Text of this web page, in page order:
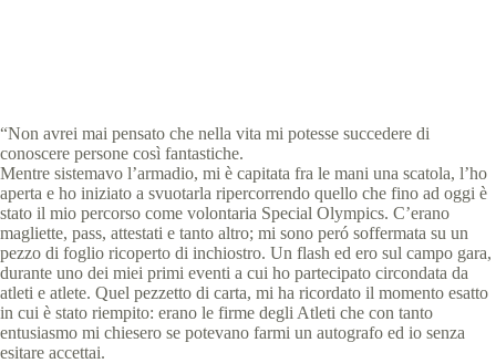
“Non avrei mai pensato che nella vita mi potesse succedere di
conoscere persone così fantastiche.
Mentre sistemavo l’armadio, mi è capitata fra le mani una scatola, l’ho
aperta e ho iniziato a svuotarla ripercorrendo quello che fino ad oggi è
stato il mio percorso come volontaria Special Olympics. C’erano
magliette, pass, attestati e tanto altro; mi sono peró soffermata su un
pezzo di foglio ricoperto di inchiostro. Un flash ed ero sul campo gara,
durante uno dei miei primi eventi a cui ho partecipato circondata da
atleti e atlete. Quel pezzetto di carta, mi ha ricordato il momento esatto
in cui è stato riempito: erano le firme degli Atleti che con tanto
entusiasmo mi chiesero se potevano farmi un autografo ed io senza
esitare accettai.